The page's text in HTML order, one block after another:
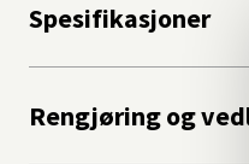
Spesifikasjoner
Rengjøring og